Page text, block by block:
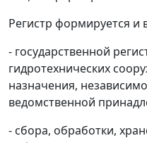
Регистр формируется и
- государственной
гидротехнических
назначения,
ведомственной
- сбора, обработки,